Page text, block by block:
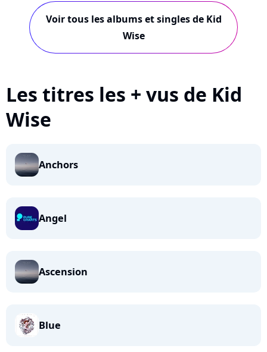
Voir tous les albums et singles de Kid
Wise
Les titres les + vus de Kid
Wise
Anchors
Angel
Ascension
Blue